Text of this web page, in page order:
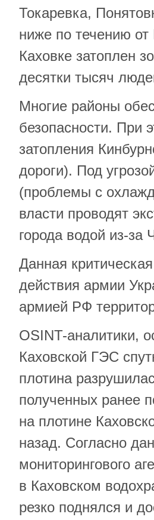
Токаревка,
ниже по течению
Каховке затоплен
десятки тысяч
Многие районы
безопасности. При
затопления
дороги). Под
(проблемы с
власти проводят
города водой из-
Данная
действия армии
армией РФ
OSINT-аналитики,
Каховской ГЭС
плотина
полученных ранее
на плотине
назад. Согласно
мониторингового
в Каховском
резко поднялся и